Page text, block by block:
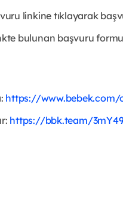
linkine tıklayarak
bulunan başvuru
https://www.bebek.com/
https://bbk.team/